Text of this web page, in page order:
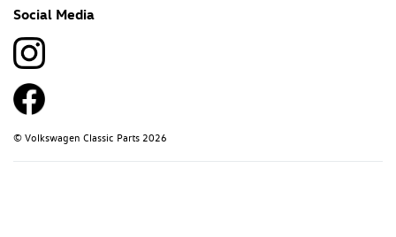
Social Media
© Volkswagen Classic Parts 2026